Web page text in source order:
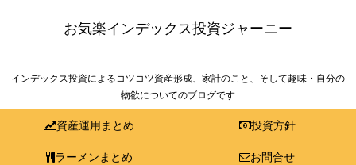
お気楽インデックス投資ジャーニー
インデックス投資によるコツコツ資産形成、家計のこと、そして趣味・自分の
物欲についてのブログです
資産運用まとめ 投資方針
ラーメンまとめ お問合せ